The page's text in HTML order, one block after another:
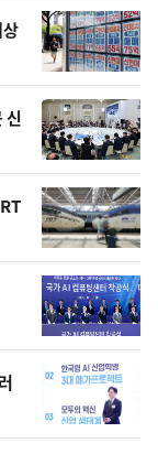
신